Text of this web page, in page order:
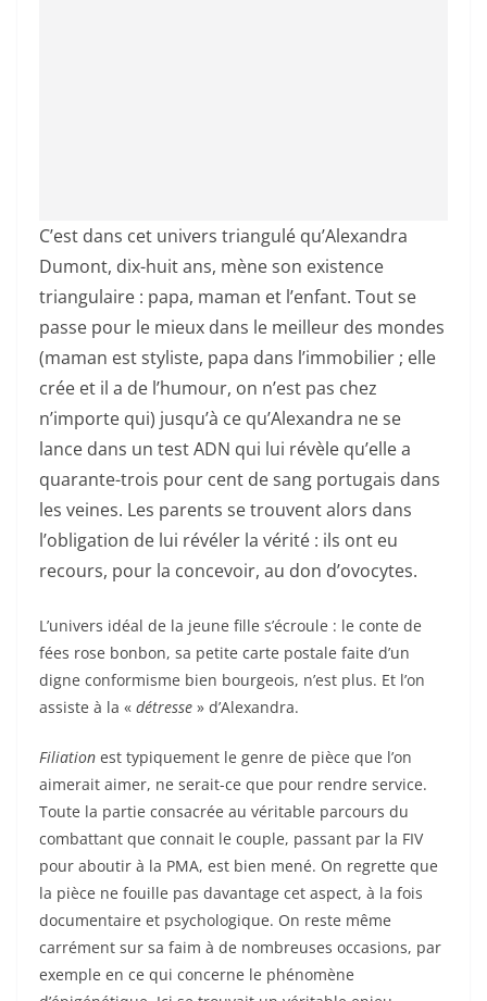
C’est dans cet univers triangulé qu’Alexandra
Dumont, dix-huit ans, mène son existence
triangulaire : papa, maman et l’enfant. Tout se
passe pour le mieux dans le meilleur des mondes
(maman est styliste, papa dans l’immobilier ; elle
crée et il a de l’humour, on n’est pas chez
n’importe qui) jusqu’à ce qu’Alexandra ne se
lance dans un test ADN qui lui révèle qu’elle a
quarante-trois pour cent de sang portugais dans
les veines. Les parents se trouvent alors dans
l’obligation de lui révéler la vérité : ils ont eu
recours, pour la concevoir, au don d’ovocytes.
L’univers idéal de la jeune fille s’écroule : le conte de
fées rose bonbon, sa petite carte postale faite d’un
digne conformisme bien bourgeois, n’est plus. Et l’on
assiste à la « détresse » d’Alexandra.
Filiation est typiquement le genre de pièce que l’on
aimerait aimer, ne serait-ce que pour rendre service.
Toute la partie consacrée au véritable parcours du
combattant que connait le couple, passant par la FIV
pour aboutir à la PMA, est bien mené. On regrette que
la pièce ne fouille pas davantage cet aspect, à la fois
documentaire et psychologique. On reste même
carrément sur sa faim à de nombreuses occasions, par
exemple en ce qui concerne le phénomène